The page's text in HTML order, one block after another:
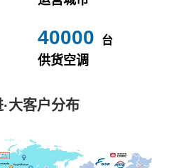
40000 台
供货空调
·大客户分布